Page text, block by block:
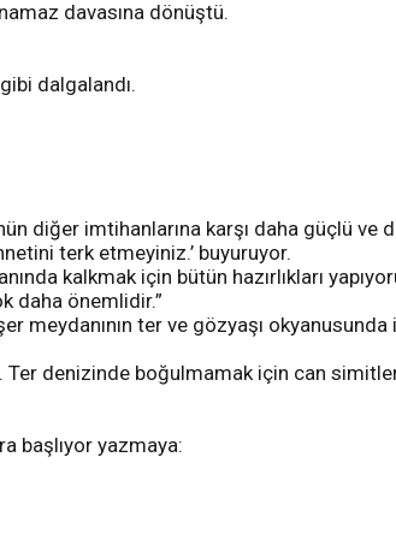
davasına dönüştü.
dalgalandı.
diğer imtihanlarına karşı daha güçlü ve
terk etmeyiniz.’ buyuruyor.
kalkmak için bütün hazırlıkları
daha önemlidir.”
meydanının ter ve gözyaşı okyanusunda
Ter denizinde boğulmamak için can
başlıyor yazmaya: